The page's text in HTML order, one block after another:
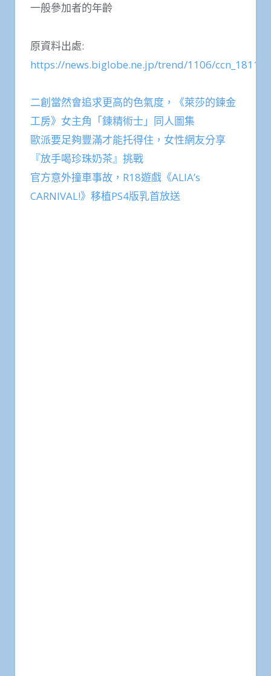
一般參加者的年齡
原資料出處:
https://news.biglobe.ne.jp/trend/1106/
二創當然會追求更高的色氣度，《萊莎的鍊金
工房》女主角「鍊精術士」同人圖集
歐派要足夠豐滿才能托得住，女性網友分享
『放手喝珍珠奶茶』挑戰
官方意外撞車事故，R18遊戲《ALIA’s
CARNIVAL!》移植PS4版乳首放送